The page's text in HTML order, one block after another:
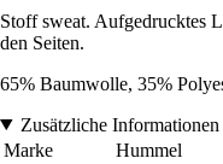
Stoff sweat. Aufgedrucktes
den Seiten.
65% Baumwolle, 35%
Zusätzliche Informationen
Marke
Hummel